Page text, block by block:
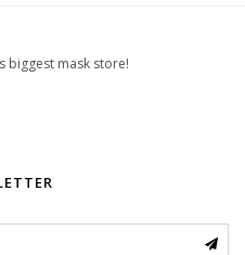
biggest mask store!